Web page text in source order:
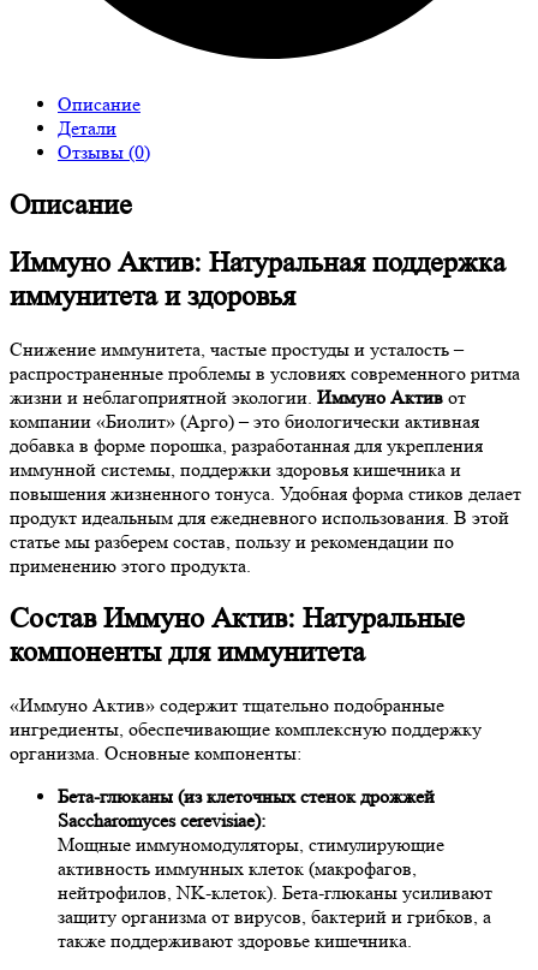
Описание
Детали
Отзывы (0)
Описание
Иммуно Актив: Натуральная поддержка
иммунитета и здоровья
Снижение иммунитета, частые простуды и усталость –
распространенные проблемы в условиях современного ритма
жизни и неблагоприятной экологии. Иммуно Актив от
компании «Биолит» (Арго) – это биологически активная
добавка в форме порошка, разработанная для укрепления
иммунной системы, поддержки здоровья кишечника и
повышения жизненного тонуса. Удобная форма стиков делает
продукт идеальным для ежедневного использования. В этой
статье мы разберем состав, пользу и рекомендации по
применению этого продукта.
Состав Иммуно Актив: Натуральные
компоненты для иммунитета
«Иммуно Актив» содержит тщательно подобранные
ингредиенты, обеспечивающие комплексную поддержку
организма. Основные компоненты:
Бета-глюканы (из клеточных стенок дрожжей
Saccharomyces cerevisiae):
Мощные иммуномодуляторы, стимулирующие
активность иммунных клеток (макрофагов,
нейтрофилов, NK-клеток). Бета-глюканы усиливают
защиту организма от вирусов, бактерий и грибков, а
также поддерживают здоровье кишечника.